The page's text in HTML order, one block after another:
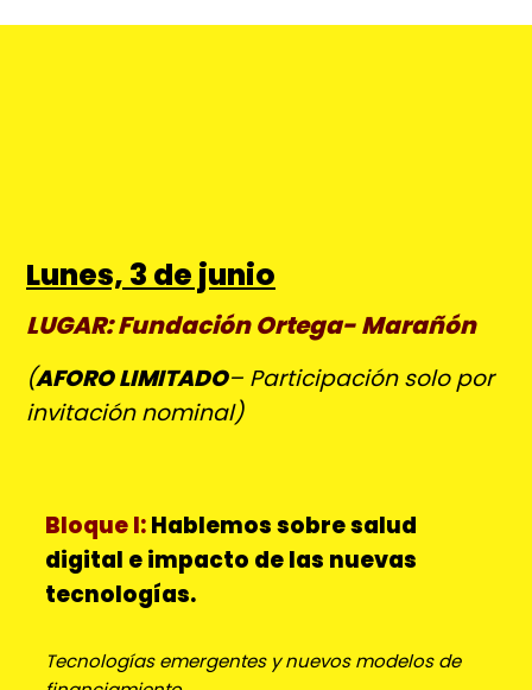
Lunes, 3 de junio
LUGAR: Fundación Ortega- Marañón
(AFORO LIMITADO– Participación solo por
invitación nominal)
Bloque I:Hablemos sobresalud
digital e impacto de las nuevas
tecnologías.
Tecnologías emergentes y nuevos modelos de